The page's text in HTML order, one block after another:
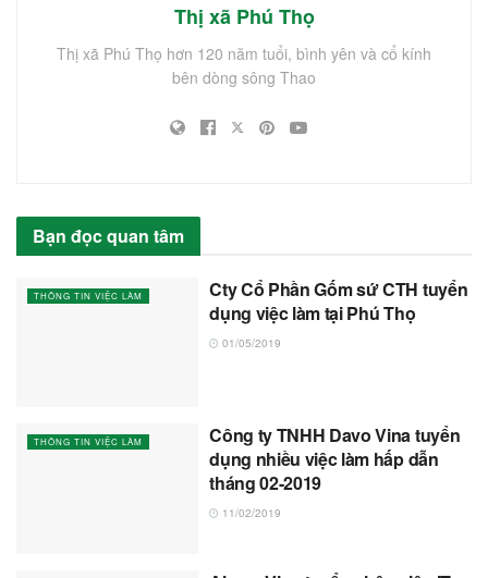
Thị xã Phú Thọ
Thị xã Phú Thọ hơn 120 năm tuổi, bình yên và cổ kính
bên dòng sông Thao
Bạn đọc quan tâm
THÔNG TIN VIỆC LÀM
Cty Cổ Phần Gốm sứ CTH tuyển
dụng việc làm tại Phú Thọ
01/05/2019
THÔNG TIN VIỆC LÀM
Công ty TNHH Davo Vina tuyển
dụng nhiều việc làm hấp dẫn
tháng 02-2019
11/02/2019